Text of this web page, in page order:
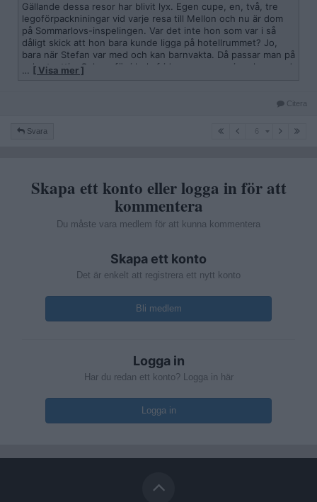
Gällande dessa resor har blivit lyx. Egen cupe, en, två, tre
legoförpackniningar vid varje resa till Mellon och nu är dom
på Sommarlovs-inspelingen. Var det inte hon som var i så
dåligt skick att hon bara kunde ligga på hotellrummet? Jo,
bara när Stefan var med och kan barnvakta. Då passar man på
och utnyttja. Och varför i hela fridens namn envisas hon med
att benämna honom som PAPPA? Han är inte Mellons pappa!
… [ Visa mer ]
Citera
Svara
Skapa ett konto eller logga in för att
kommentera
Du måste vara medlem för att kunna kommentera
Skapa ett konto
Det är enkelt att registrera ett nytt konto
Bli medlem
Logga in
Har du redan ett konto? Logga in här
Logga in